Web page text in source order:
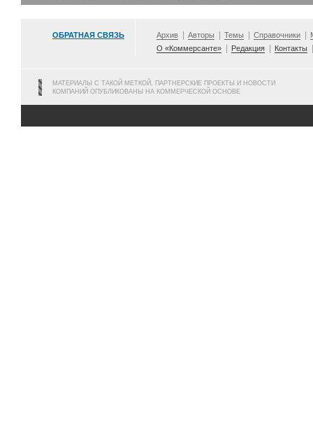
ОБРАТНАЯ СВЯЗЬ Архив Авторы Темы Справочники
О «Коммерсанте»
Редакция Контакты
МАТЕРИАЛЫ С ТАКОЙ МЕТКОЙ, ПАРТНЕРСКИЕ ПРОЕКТЫ И НОВОСТИ
КОМПАНИЙ ОПУБЛИКОВАНЫ НА КОММЕРЧЕСКОЙ ОСНОВЕ